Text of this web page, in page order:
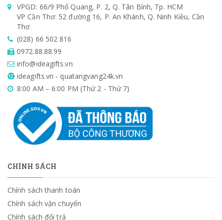
VPGD: 66/9 Phổ Quang, P. 2, Q. Tân Bình, Tp. HCM
VP Cần Thơ: 52 đường 16, P. An Khánh, Q. Ninh Kiều, Cần
Thơ
(028) 66 502 816
0972.88.88.99
info@ideagifts.vn
ideagifts.vn - quatangvang24k.vn
8:00 AM – 6:00 PM (Thứ 2 - Thứ 7)
CHÍNH SÁCH
Chính sách thanh toán
Chính sách vận chuyển
Chính sách đổi trả